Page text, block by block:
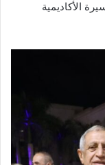
الأكاديمية